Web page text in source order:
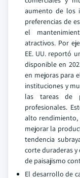
aumento de los
preferencias de
el
atractivos. Por
EE. UU. reportó
disponible en
en mejoras para
instituciones y
las tareas de
profesionales.
alto rendimiento,
mejorar la
tendencia
corte duraderas y
de paisajismo
El desarrollo de